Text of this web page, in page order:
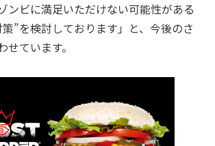
ンビに満足いただけない可能性がある
”を検討しております」と、今後のさ
ています。